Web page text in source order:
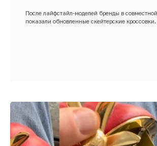
После лайфстайл-моделей бренды в
показали обновленные скейтерские кроссовки.